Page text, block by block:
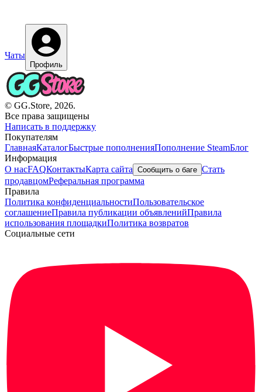
Чаты
Профиль
© GG.Store, 2026.
Все права защищены
Написать в поддержку
Покупателям
ГлавнаяКаталогБыстрые пополненияПополнение SteamБлог
Информация
О насFAQКонтактыКарта сайта Сообщить о баге Стать
продавцомРеферальная программа
Правила
Политика конфиденциальностиПользовательское
соглашениеПравила публикации объявленийПравила
использования площадкиПолитика возвратов
Социальные сети